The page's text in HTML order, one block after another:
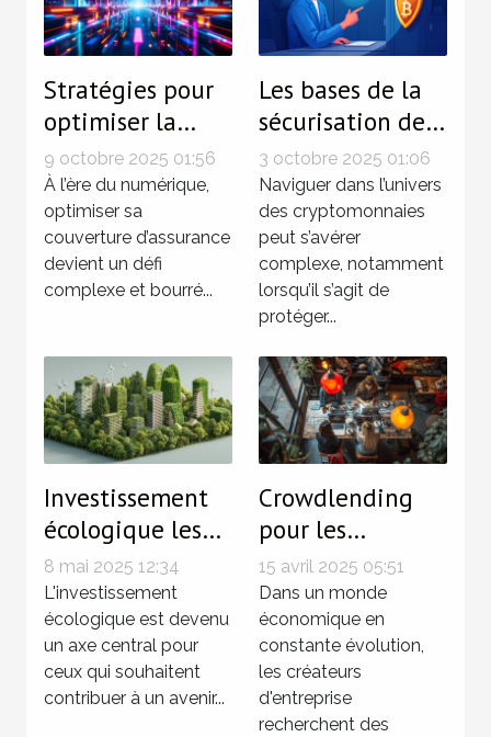
Stratégies pour
optimiser la
couverture
d'assurance dans
un monde
numérique
9 octobre 2025 01:56
À l’ère du numérique,
optimiser sa
couverture d’assurance
devient un défi
complexe et bourré...
Les bases de la
sécurisation de
vos
investissements
en
cryptomonnaies
3 octobre 2025 01:06
Naviguer dans l’univers
des cryptomonnaies
peut s’avérer
complexe, notamment
lorsqu’il s’agit de
protéger...
Investissement
écologique les
meilleures
options de
finance verte
8 mai 2025 12:34
L'investissement
écologique est devenu
un axe central pour
ceux qui souhaitent
contribuer à un avenir...
Crowdlending
pour les
créateurs
d'entreprise
alternatives et
stratégies de
financement
participatif
15 avril 2025 05:51
Dans un monde
économique en
constante évolution,
les créateurs
d'entreprise
recherchent des